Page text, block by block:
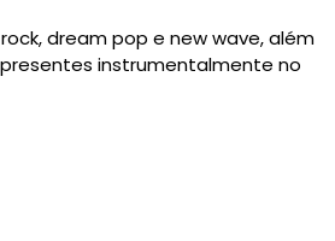
dream pop e new wave, além
instrumentalmente no